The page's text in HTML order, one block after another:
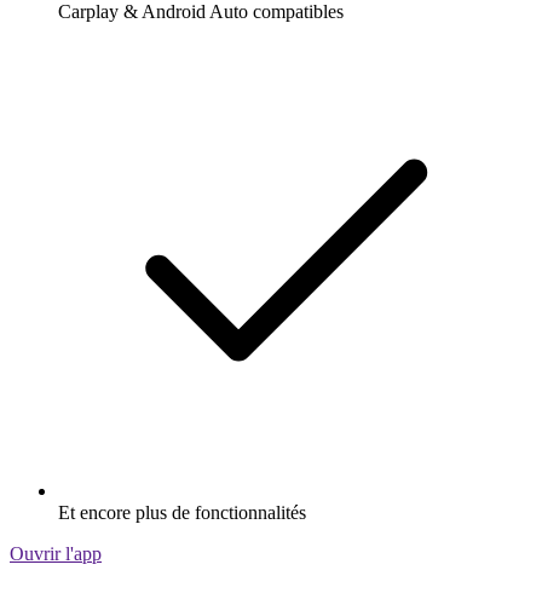
Carplay & Android Auto compatibles
Et encore plus de fonctionnalités
Ouvrir l'app